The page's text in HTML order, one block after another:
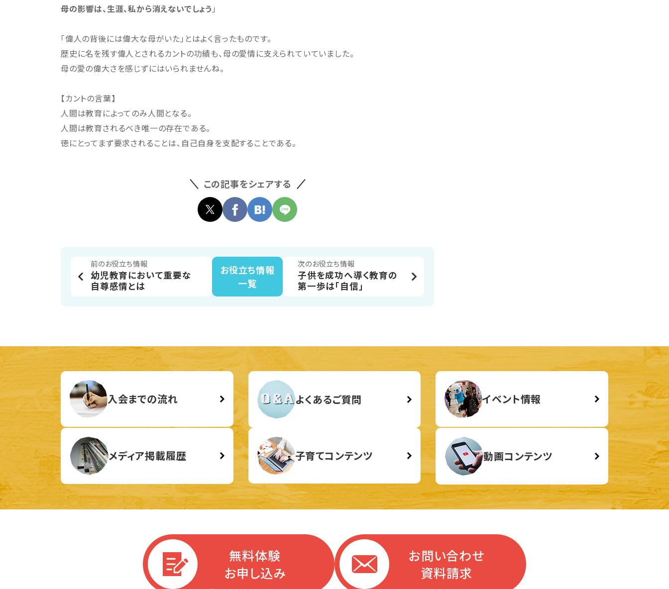
母の影響は、生涯、私から消えないでしょう 」
「偉人の背後には偉大な母がいた」とはよく言ったものです。
歴史に名を残す偉人とされるカントの功績も、母の愛情に支えられていていました。
母の愛の偉大さを感じずにはいられませんね。
【カントの言葉】
人間は教育によってのみ人間となる。
人間は教育されるべき唯一の存在である。
徳にとってまず要求されることは、自己自身を支配することである。
この記事をシェアする
前のお役立ち情報
幼児教育において重要な
自尊感情とは
お役立ち情報
一覧
次のお役立ち情報
子供を成功へ導く教育の
第一歩は「自信」
入会までの流れ よくあるご質問 イベント情報
メディア掲載履歴 子育てコンテンツ 動画コンテンツ
無料体験
お申し込み
お問い合わせ
資料請求